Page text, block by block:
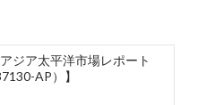
ジア太平洋市場レポート
AP）】